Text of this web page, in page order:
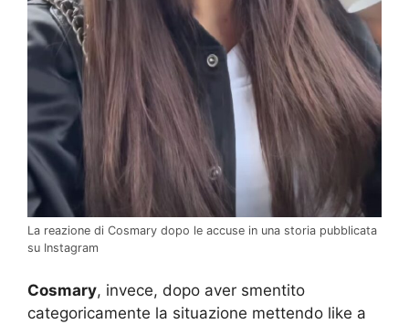
La reazione di Cosmary dopo le accuse in una storia pubblicata
su Instagram
Cosmary, invece, dopo aver smentito
categoricamente la situazione mettendo like a